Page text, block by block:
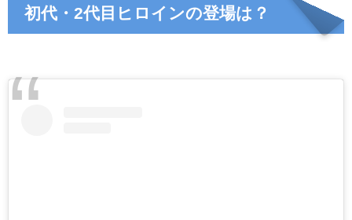
初代・2代目ヒロインの登場は？